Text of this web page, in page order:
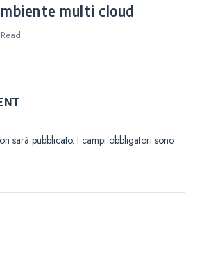
multi cloud
Read
sarà pubblicato. I campi obbligatori sono